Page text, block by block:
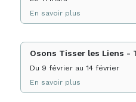
En savoir plus
Osons Tisser les Liens -
Du 9 février au 14 février
En savoir plus